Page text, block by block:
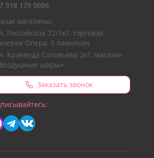
918 179 0056
магазины:
Российская 72/1к1, торговая
Опера, 5 павильон
Краеведа Соловьёва 2к1, магазин
шары»
Заказать звонок